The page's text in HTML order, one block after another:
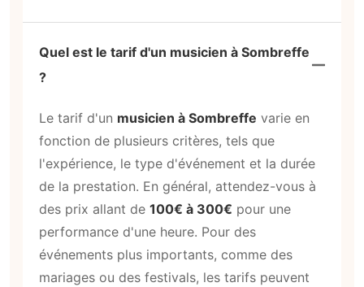
Quel est le tarif d'un musicien à Sombreffe
?
Le tarif d'un musicien à Sombreffe varie en
fonction de plusieurs critères, tels que
l'expérience, le type d'événement et la durée
de la prestation. En général, attendez-vous à
des prix allant de 100€ à 300€ pour une
performance d'une heure. Pour des
événements plus importants, comme des
mariages ou des festivals, les tarifs peuvent